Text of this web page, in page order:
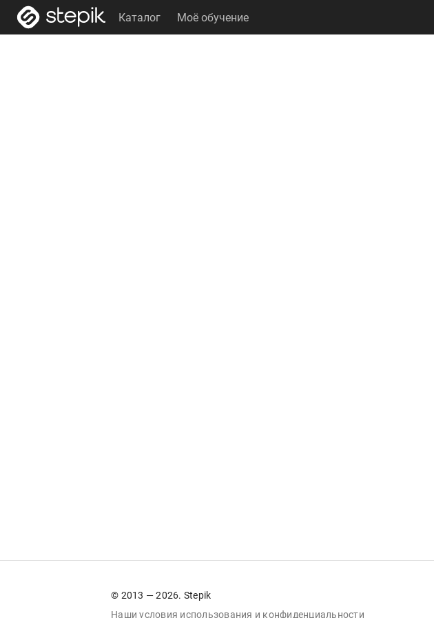
Каталог Моё обучение
© 2013 — 2026. Stepik
Наши условия использования и конфиденциальности